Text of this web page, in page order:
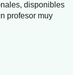
disponibles
profesor muy